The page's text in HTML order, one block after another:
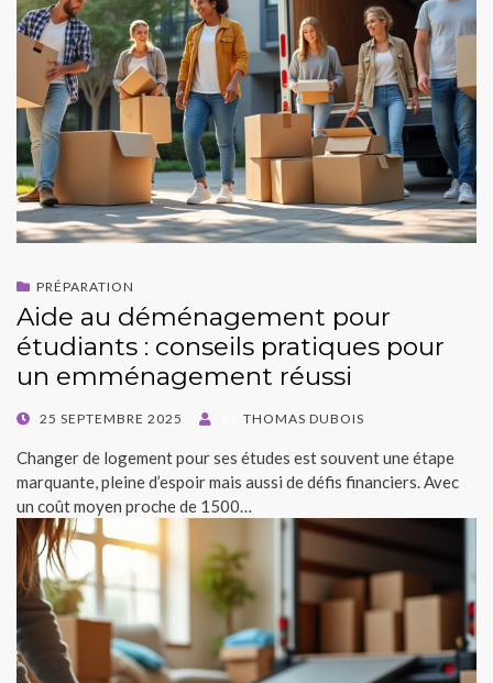
PRÉPARATION
Aide au déménagement pour
étudiants : conseils pratiques pour
un emménagement réussi
POSTED
25 SEPTEMBRE 2025 THOMAS DUBOIS
Changer de logement pour ses études est souvent une étape
marquante, pleine d’espoir mais aussi de défis financiers. Avec
un coût moyen proche de 1500…